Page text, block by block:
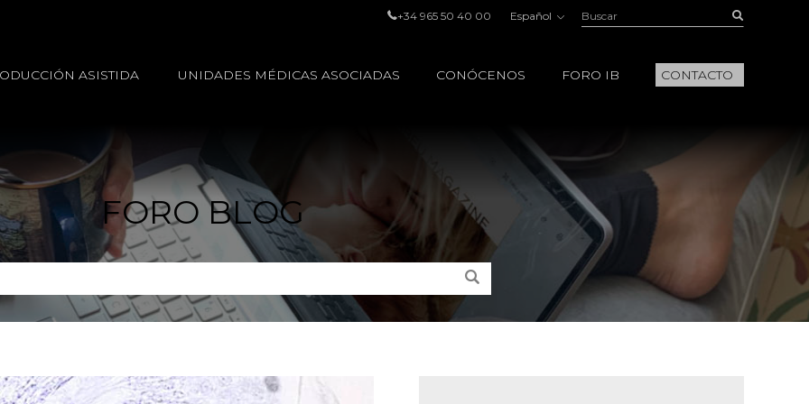
+34 965 50 40 00 Español Buscar:
ASISTIDA UNIDADES MÉDICAS ASOCIADAS CONÓCENOS FORO IB CONTACTO
FORO BLOG